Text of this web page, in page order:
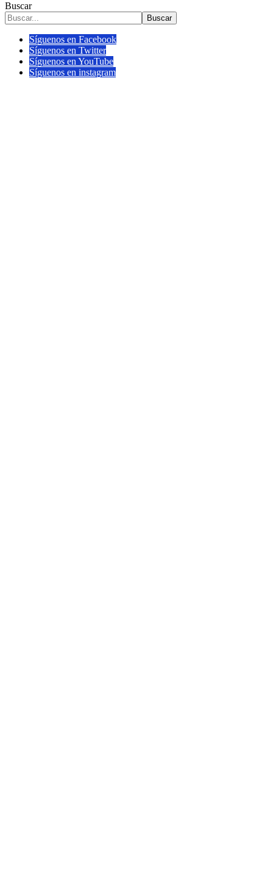
Buscar
Buscar
Síguenos en Facebook
Síguenos en Twitter
Síguenos en YouTube
Síguenos en instagram